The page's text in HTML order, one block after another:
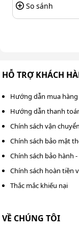
2. Chế độ xịt
Makita HW101
nhất.
So sánh
HỖ TRỢ KHÁCH
Hướng dẫn mua hàng
Hướng dẫn thanh
Chính sách vận chuyển
Chính sách bảo mật
Chính sách bảo hành
Chính sách hoàn tiền
Thắc mắc khiếu nại
VỀ CHÚNG TÔI